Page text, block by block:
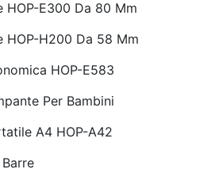
HOP-E300 Da 80 Mm
HOP-H200 Da 58 Mm
HOP-E583
Per Bambini
A4 HOP-A42